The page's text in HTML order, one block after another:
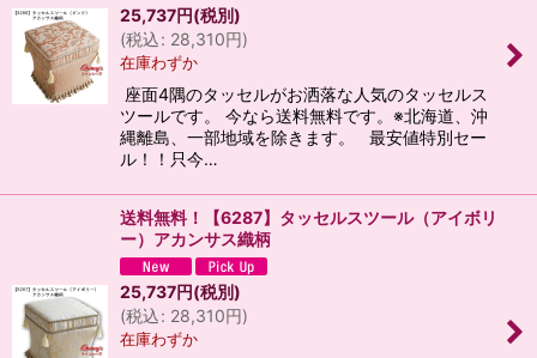
25,737円(税別)
(税込: 28,310円)
在庫わずか
座面4隅のタッセルがお洒落な人気のタッセルス
ツールです。 今なら送料無料です。※北海道、沖
縄離島、一部地域を除きます。 最安値特別セー
ル！！只今…
送料無料！【6287】タッセルスツール（アイボリ
ー）アカンサス織柄
25,737円(税別)
(税込: 28,310円)
在庫わずか